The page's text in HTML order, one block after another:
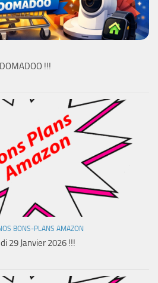
!!!
BONS-PLANS AMAZON
29 Janvier 2026 !!!